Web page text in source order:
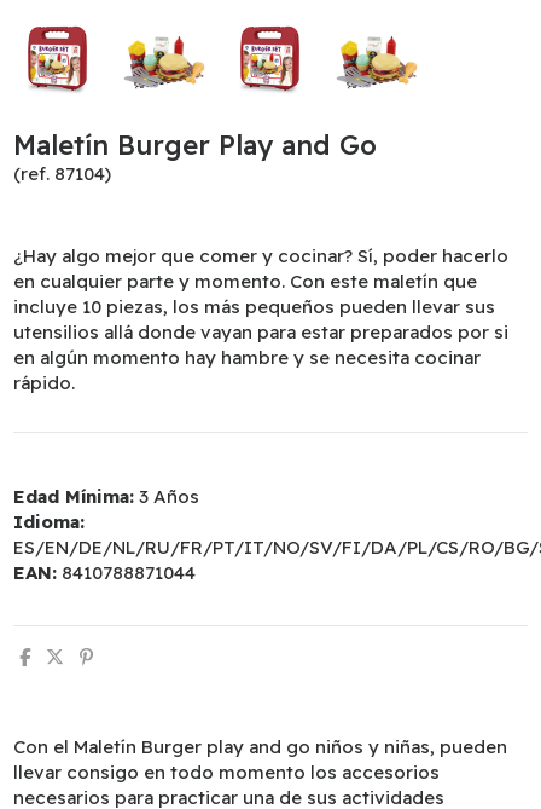
Maletín Burger Play and Go
(ref. 87104)
¿Hay algo mejor que comer y cocinar? Sí, poder hacerlo
en cualquier parte y momento. Con este maletín que
incluye 10 piezas, los más pequeños pueden llevar sus
utensilios allá donde vayan para estar preparados por si
en algún momento hay hambre y se necesita cocinar
rápido.
Edad Mínima: 3 Años
Idioma:
ES/EN/DE/NL/RU/FR/PT/IT/NO/SV/FI/DA/PL/CS/RO/
EAN: 8410788871044
Con el Maletín Burger play and go niños y niñas, pueden
llevar consigo en todo momento los accesorios
necesarios para practicar una de sus actividades